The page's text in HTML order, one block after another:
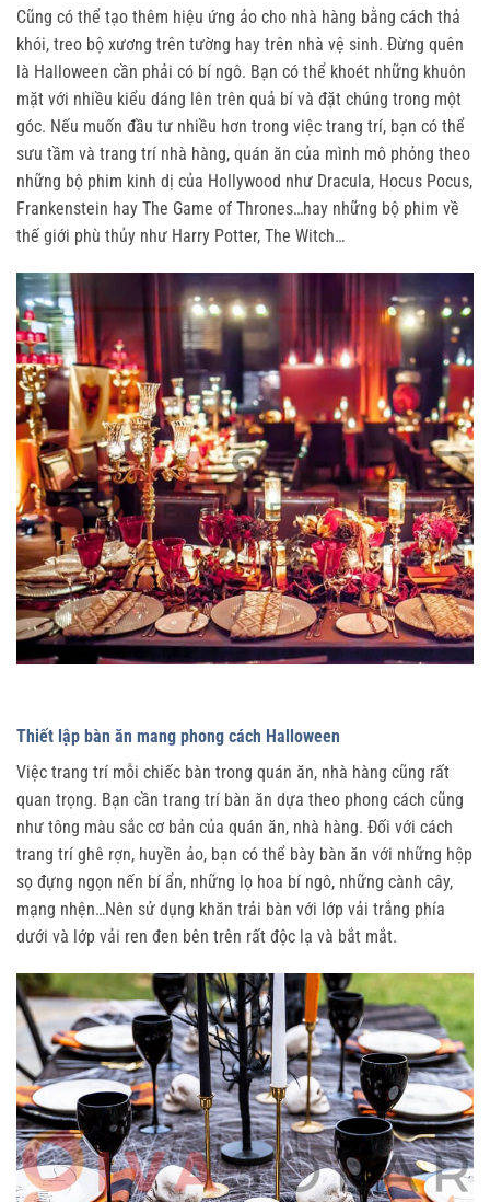
Cũng có thể tạo thêm hiệu ứng ảo cho nhà hàng bằng cách thả
khói, treo bộ xương trên tường hay trên nhà vệ sinh. Đừng quên
là Halloween cần phải có bí ngô. Bạn có thể khoét những khuôn
mặt với nhiều kiểu dáng lên trên quả bí và đặt chúng trong một
góc. Nếu muốn đầu tư nhiều hơn trong việc trang trí, bạn có thể
sưu tầm và trang trí nhà hàng, quán ăn của mình mô phỏng theo
những bộ phim kinh dị của Hollywood như Dracula, Hocus Pocus,
Frankenstein hay The Game of Thrones…hay những bộ phim về
thế giới phù thủy như Harry Potter, The Witch…
Thiết lập bàn ăn mang phong cách Halloween
Việc trang trí mỗi chiếc bàn trong quán ăn, nhà hàng cũng rất
quan trọng. Bạn cần trang trí bàn ăn dựa theo phong cách cũng
như tông màu sắc cơ bản của quán ăn, nhà hàng. Đối với cách
trang trí ghê rợn, huyền ảo, bạn có thể bày bàn ăn với những hộp
sọ đựng ngọn nến bí ẩn, những lọ hoa bí ngô, những cành cây,
mạng nhện…Nên sử dụng khăn trải bàn với lớp vải trắng phía
dưới và lớp vải ren đen bên trên rất độc lạ và bắt mắt.